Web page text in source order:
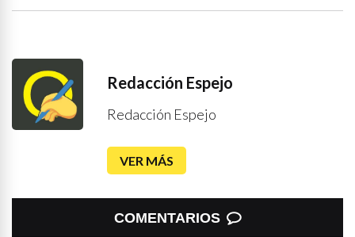
Redacción Espejo
Redacción Espejo
VER MÁS
COMENTARIOS